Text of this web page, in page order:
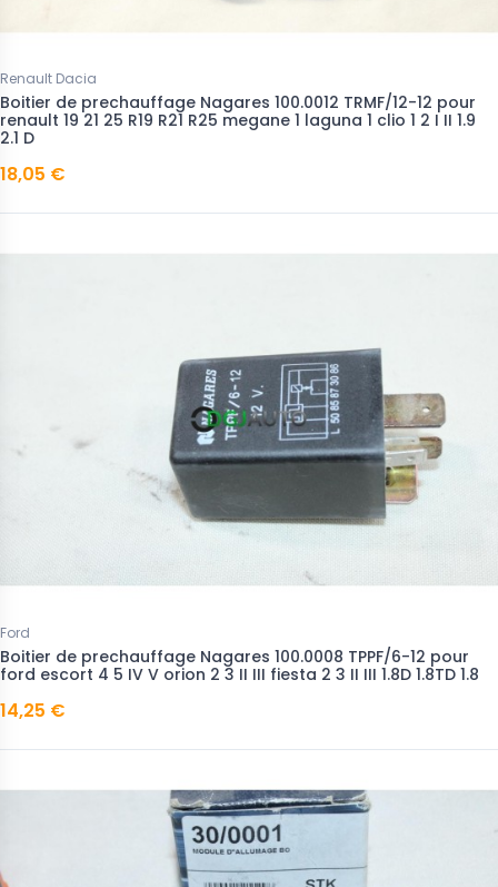
Renault Dacia
Boitier de prechauffage Nagares 100.0012 TRMF/12-12 pour
renault 19 21 25 R19 R21 R25 megane 1 laguna 1 clio 1 2 I II 1.9
2.1 D
18,05 €
Ford
Boitier de prechauffage Nagares 100.0008 TPPF/6-12 pour
ford escort 4 5 IV V orion 2 3 II III fiesta 2 3 II III 1.8D 1.8TD 1.8
14,25 €